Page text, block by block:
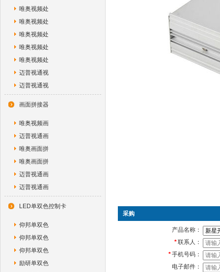
唯奥视频处
唯奥视频处
唯奥视频处
唯奥视频处
唯奥视频处
迈普视通视
迈普视通视
画面拼接器
唯奥视频画
迈普视通画
唯奥画面拼
唯奥画面拼
迈普视通画
迈普视通画
LED单双色控制卡
仰邦单双色
仰邦单双色
仰邦单双色
励研单双色
采购
产品名称：
*联系人：
*手机号码：
电子邮件：